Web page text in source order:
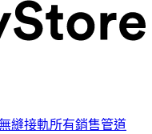
縫接軌所有銷售管道